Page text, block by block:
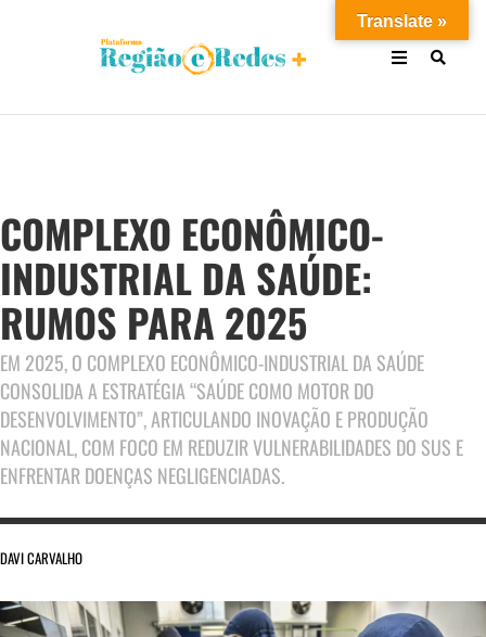
COMPLEXO ECONÔMICO-
INDUSTRIAL DA SAÚDE:
RUMOS PARA 2025
EM 2025, O COMPLEXO ECONÔMICO-INDUSTRIAL DA SAÚDE
CONSOLIDA A ESTRATÉGIA “SAÚDE COMO MOTOR DO
DESENVOLVIMENTO”, ARTICULANDO INOVAÇÃO E PRODUÇÃO
NACIONAL, COM FOCO EM REDUZIR VULNERABILIDADES DO SUS E
ENFRENTAR DOENÇAS NEGLIGENCIADAS.
DAVI CARVALHO
Translate »